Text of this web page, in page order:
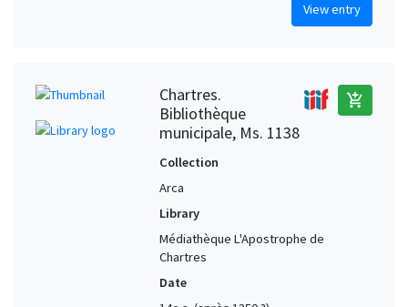
View entry
Chartres.
Bibliothèque
municipale, Ms. 1138
add_shopping_cart
Collection
Arca
Library
Médiathèque L'Apostrophe de
Chartres
Date